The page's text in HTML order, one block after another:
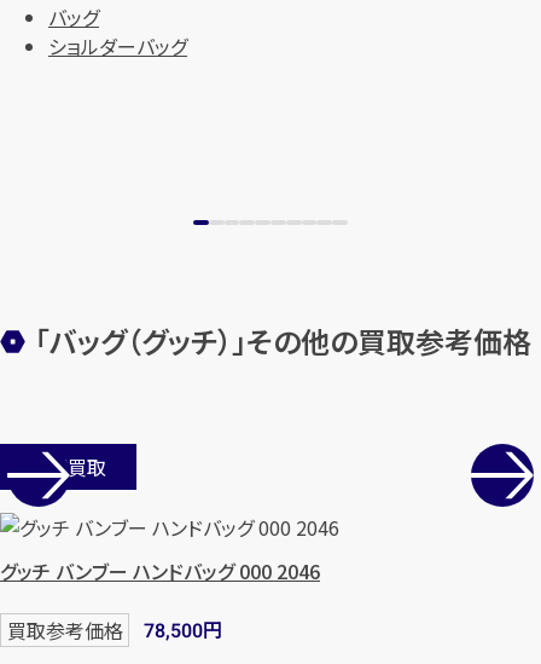
カンタン無料
します
お電話
【総合受付】24時間・年中無休(年末年
バッグ
ショルダーバッグ
「バッグ（グッチ）」その他の買取参考価格
店舗買取
グッチ バンブー ハンドバッグ 000 2046
買取参考価格 78,500円